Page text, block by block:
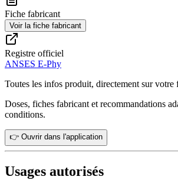
Fiche fabricant
Voir la fiche fabricant
Registre officiel
ANSES E-Phy
Toutes les infos produit, directement sur votre
Doses, fiches fabricant et recommandations
conditions.
👉 Ouvrir dans l'application
Usages autorisés